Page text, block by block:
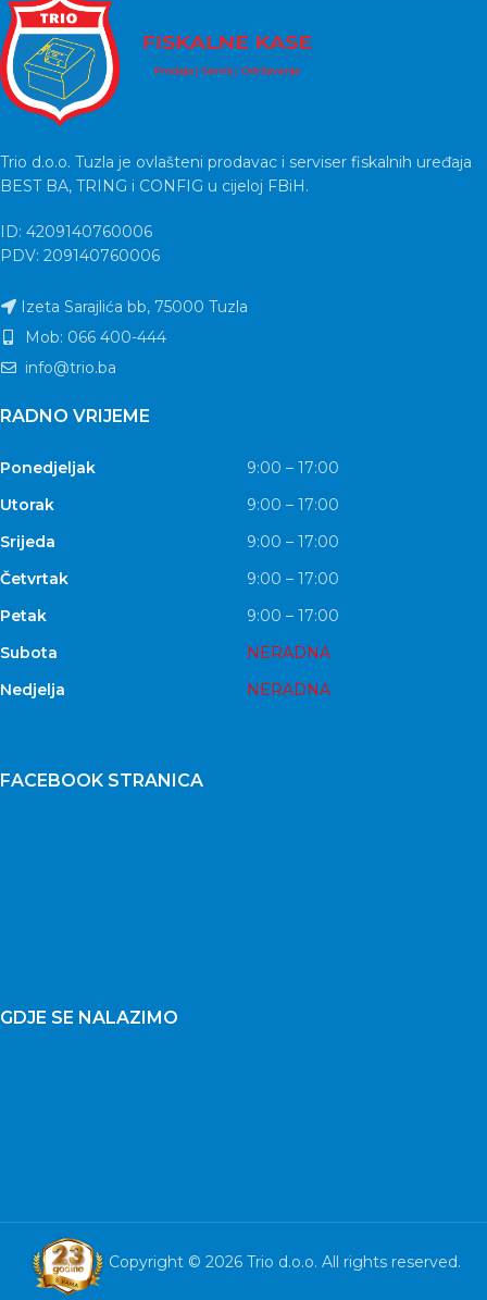
Trio d.o.o. Tuzla je ovlašteni prodavac i serviser fiskalnih uređaja
BEST BA, TRING i CONFIG u cijeloj FBiH.
ID: 4209140760006
PDV: 209140760006
Izeta Sarajlića bb, 75000 Tuzla
Mob: 066 400-444
info@trio.ba
RADNO VRIJEME
Ponedjeljak
9:00 – 17:00
Utorak
9:00 – 17:00
Srijeda
9:00 – 17:00
Četvrtak
9:00 – 17:00
Petak
9:00 – 17:00
Subota
NERADNA
Nedjelja
NERADNA
FACEBOOK STRANICA
GDJE SE NALAZIMO
Copyright © 2026 Trio d.o.o. All rights reserved.